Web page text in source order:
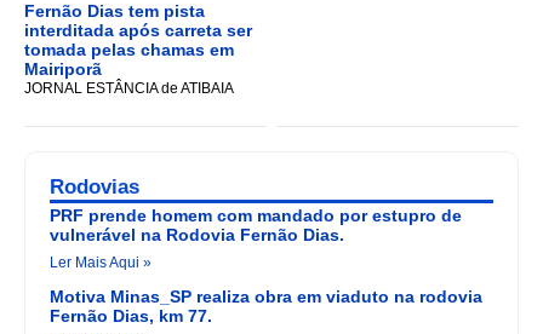
Fernão Dias tem pista
interditada após carreta ser
tomada pelas chamas em
Mairiporã
JORNAL ESTÂNCIA de ATIBAIA
Rodovias
PRF prende homem com mandado por estupro de
vulnerável na Rodovia Fernão Dias.
Ler Mais Aqui »
Motiva Minas_SP realiza obra em viaduto na rodovia
Fernão Dias, km 77.